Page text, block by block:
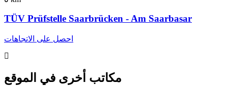
TÜV Prüfstelle Saarbrücken - Am Saarbasar
احصل على الاتجاهات
مكاتب أخرى في الموقع